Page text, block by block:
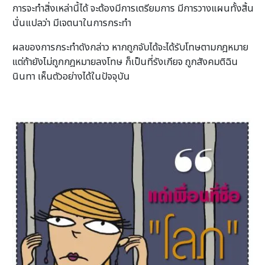
การจะทำสิ่งเหล่านี้ได้ จะต้องมีการเตรียมการ มีการวางแผนทั้งสิ้น
นั่นแปลว่า มีเจตนาในการกระทำ
ผลของการกระทําดังกล่าว หากถูกจับได้จะได้รับโทษตามกฎหมาย
แต่ถ้ายังไม่ถูกกฎหมายลงโทษ ก็เป็นที่รังเกียจ ถูกสังคมติฉิน
นินทา เห็นตัวอย่างได้ในปัจจุบัน